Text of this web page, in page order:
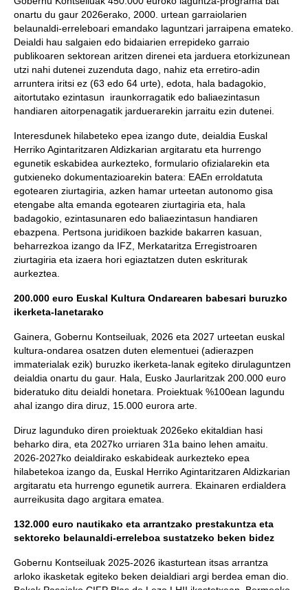
onartu du gaur 2026erako, 2000. urtean garraiolarien
belaunaldi-erreleboari emandako laguntzari jarraipena emateko.
Deialdi hau salgaien edo bidaiarien errepideko garraio
publikoaren sektorean aritzen direnei eta jarduera etorkizunean
utzi nahi dutenei zuzenduta dago, nahiz eta erretiro-adin
arruntera iritsi ez (63 edo 64 urte), edota, hala badagokio,
aitortutako ezintasun iraunkorragatik edo baliaezintasun
handiaren aitorpenagatik jarduerarekin jarraitu ezin dutenei.
Interesdunek hilabeteko epea izango dute, deialdia Euskal
Herriko Agintaritzaren Aldizkarian argitaratu eta hurrengo
egunetik eskabidea aurkezteko, formulario ofizialarekin eta
gutxieneko dokumentazioarekin batera: EAEn erroldatuta
egotearen ziurtagiria, azken hamar urteetan autonomo gisa
etengabe alta emanda egotearen ziurtagiria eta, hala
badagokio, ezintasunaren edo baliaezintasun handiaren
ebazpena. Pertsona juridikoen bazkide bakarren kasuan,
beharrezkoa izango da IFZ, Merkataritza Erregistroaren
ziurtagiria eta izaera hori egiaztatzen duten eskriturak
aurkeztea.
200.000 euro Euskal Kultura Ondarearen babesari buruzko
ikerketa-lanetarako
Gainera, Gobernu Kontseiluak, 2026 eta 2027 urteetan euskal
kultura-ondarea osatzen duten elementuei (adierazpen
immaterialak ezik) buruzko ikerketa-lanak egiteko dirulaguntzen
deialdia onartu du gaur. Hala, Eusko Jaurlaritzak 200.000 euro
bideratuko ditu deialdi honetara. Proiektuak %100ean lagundu
ahal izango dira diruz, 15.000 eurora arte.
Diruz lagunduko diren proiektuak 2026eko ekitaldian hasi
beharko dira, eta 2027ko urriaren 31a baino lehen amaitu.
2026-2027ko deialdirako eskabideak aurkezteko epea
hilabetekoa izango da, Euskal Herriko Agintaritzaren Aldizkarian
argitaratu eta hurrengo egunetik aurrera. Ekainaren erdialdera
aurreikusita dago argitara ematea.
132.000 euro nautikako eta arrantzako prestakuntza eta
sektoreko belaunaldi-erreleboa sustatzeko beken bidez
Gobernu Kontseiluak 2025-2026 ikasturtean itsas arrantza
arloko ikasketak egiteko beken deialdiari argi berdea eman dio.